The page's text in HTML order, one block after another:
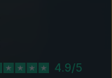
4.9/5